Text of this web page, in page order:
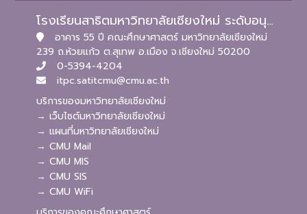
โรงเรียนสาธิตมหาวิทยาลัยเชียงใหม่ ระดับอนุบาลและประถมศึกษา
อาคาร 55 ปี คณะศึกษาศาสตร์ มหาวิทยาลัยเชียงใหม่
239 ถ.ห้วยแก้ว ต.สุเทพ อ.เมือง จ.เชียงใหม่ 50200
0-5394-4204
itpc.satitcmu@cmu.ac.th
บริการของมหาวิทยาลัยเชียงใหม่
→ เว็บไซต์มหาวิทยาลัยเชียงใหม่
→ แผนที่มหาวิทยาลัยเชียงใหม่
→ CMU Mail
→ CMU MIS
→ CMU SIS
→ CMU WiFi